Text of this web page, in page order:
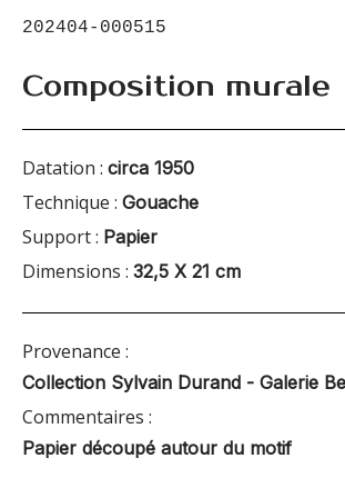
202404-000515
Composition murale
Datation : circa 1950
Technique : Gouache
Support : Papier
Dimensions : 32,5 X 21 cm
Provenance :
Collection Sylvain Durand - Galerie
Commentaires :
Papier découpé autour du motif